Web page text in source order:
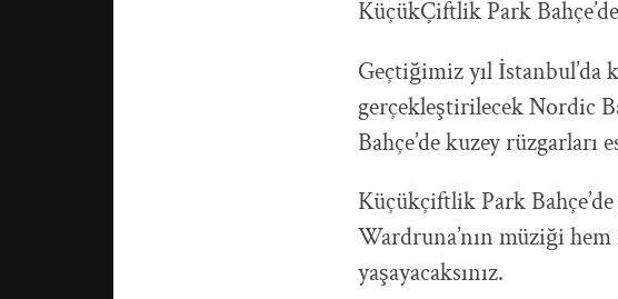
KüçükÇiftlik Park
Geçtiğimiz yıl İstanbul’da
gerçekleştirilecek Nordic
Bahçe’de kuzey rüzgarları
Küçükçiftlik Park
Wardruna’nın müziği
yaşayacaksınız.